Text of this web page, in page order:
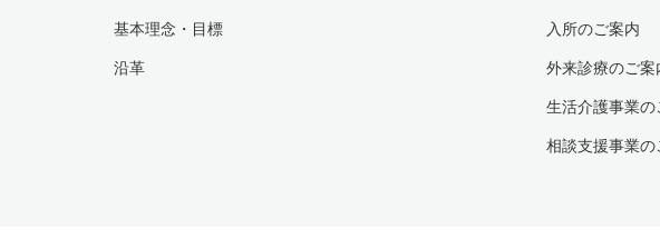
基本理念・目標
沿革
入所のご案内
外来診療のご案
生活介護事業の
相談支援事業の